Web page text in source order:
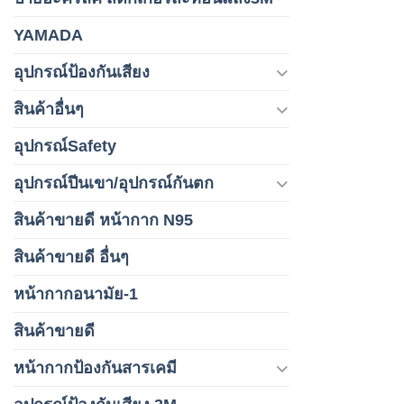
YAMADA
อุปกรณ์ป้องกันเสียง
สินค้าอื่นๆ
อุปกรณ์Safety
อุปกรณ์ปีนเขา/อุปกรณ์กันตก
สินค้าขายดี หน้ากาก N95
สินค้าขายดี อื่นๆ
หน้ากากอนามัย-1
สินค้าขายดี
หน้ากากป้องกันสารเคมี